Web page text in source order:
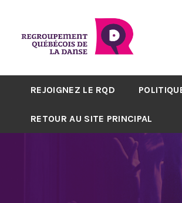
REJOIGNEZ LE RQD
RETOUR AU SITE PRINCIPAL